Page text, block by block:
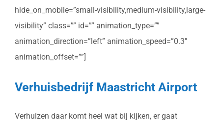
hide_on_mobile=”small-visibility,medium-visibility,large-
visibility” class=”” id=”” animation_type=””
animation_direction=”left” animation_speed=”0.3″
animation_offset=””]
Verhuisbedrijf Maastricht Airport
Verhuizen daar komt heel wat bij kijken, er gaat